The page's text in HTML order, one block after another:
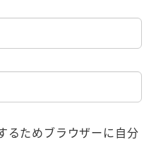
るためブラウザーに自分